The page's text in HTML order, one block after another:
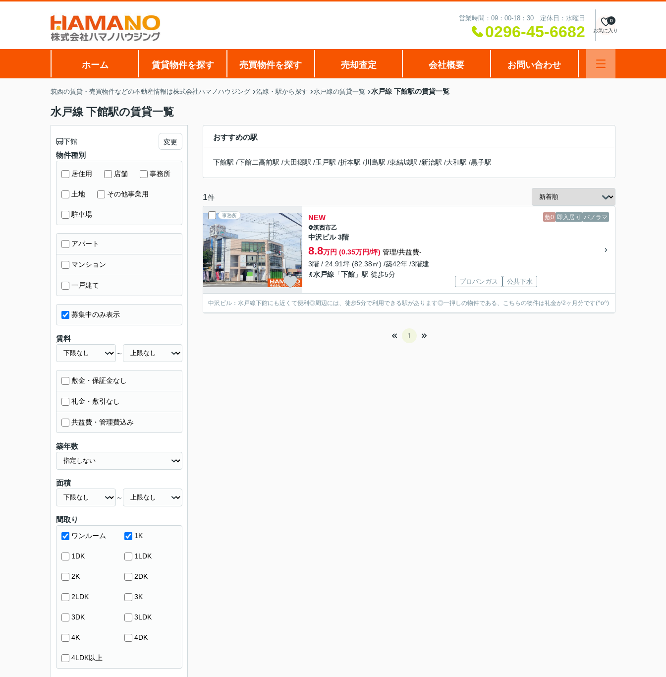
営業時間：09：00-18：30 定休日：水曜日
0296-45-6682 お気に入り
0
ホーム 賃貸物件を探す 売買物件を探す 売却査定 会社概要 お問い合わせ
筑西の賃貸・売買物件などの不動産情報は株式会社ハマノハウジング 沿線・駅から探す 水戸線の賃貸一覧 水戸線 下館駅の賃貸一覧
水戸線 下館駅の賃貸一覧
おすすめの駅
下館駅 /下館二高前駅 /大田郷駅 /玉戸駅 /折本駅 /川島駅 /東結城駅 /新治駅 /大和駅 /黒子駅
1件
事務所 敷0 即入居可 パノラマ
NEW
筑西市乙
中沢ビル 3階
8.8万円 (0.35万円/坪) 管理/共益費-
3階 / 24.91坪 (82.38㎡) /築42年 /3階建
水戸線 「下館 」駅 徒歩5分
プロパンガス 公共下水
中沢ビル：水戸線下館にも近くて便利◎周辺には、徒歩5分で利用できる駅があります◎一押しの物件である、こちらの物件は礼金が2ヶ月分です(^o^)
1
下館 変更
物件種別
居住用 店舗 事務所
土地 その他事業用
駐車場
アパート
マンション
一戸建て
募集中のみ表示
賃料
～
敷金・保証金なし
礼金・敷引なし
共益費・管理費込み
築年数
面積
～
間取り
ワンルーム 1K
1DK 1LDK
2K 2DK
2LDK 3K
3DK 3LDK
4K 4DK
4LDK以上